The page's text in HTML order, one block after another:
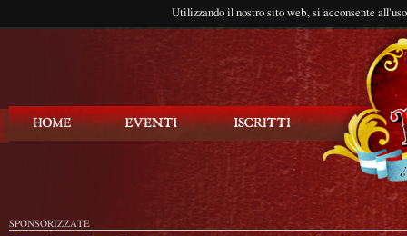
Utilizzando il nostro sito web, si acconsente
SPONSORIZZATE